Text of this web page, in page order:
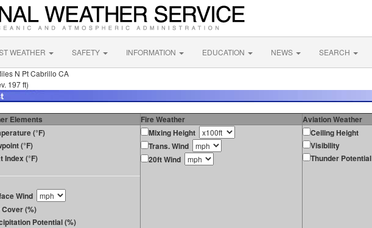
WEATHER SAFETY INFORMATION EDUCATION NEWS SEARCH
N Pt Cabrillo CA
197 ft)
Elements Fire Weather
Aviation Weather
(°F)
(°F)
Index (°F)
Wind
(%)
Potential (%)
Mixing Height
Trans. Wind
20ft Wind
Ceiling Height
Visibility
Thunder Potential